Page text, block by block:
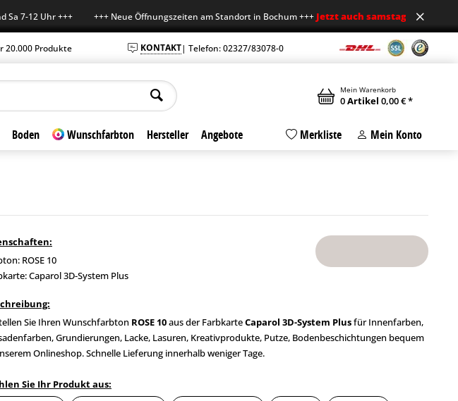
Uhr +++ +++ Neue Öffnungszeiten am Standort in Bochum +++Jetzt auch samstags geöffnet+++
20.000 Produkte KONTAKT| Telefon: 02327/83078-0
Mein Warenkorb
0Artikel 0,00 € *
Boden Wunschfarbton Hersteller Angebote Merkliste Mein Konto
ROSE 10
Caparol 3D-System Plus
Sie Ihren Wunschfarbton ROSE 10aus der FarbkarteCaparol 3D-System Plusfür Innenfarben,
Grundierungen, Lacke, Lasuren, Kreativprodukte, Putze, Bodenbeschichtungen bequem
Onlineshop. Schnelle Lieferung innerhalb weniger Tage.
Sie Ihr Produkt aus: